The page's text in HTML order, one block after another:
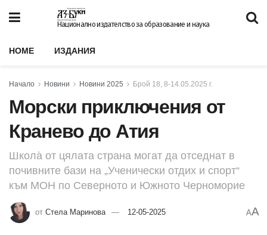
Национално издателство за образование и наука
HOME ИЗДАНИЯ
Начало Новини Новини 2025 Брой 18, 8-14.05.2025 г.
Морски приключения от
Кранево до Атия
Школа̀ от цялата страна могат да отседнат в
почивните бази на „Ученически отдих и спорт“
към МОН по Северното и Южното Черноморие
от Стела Маринова 12-05-2025 AA